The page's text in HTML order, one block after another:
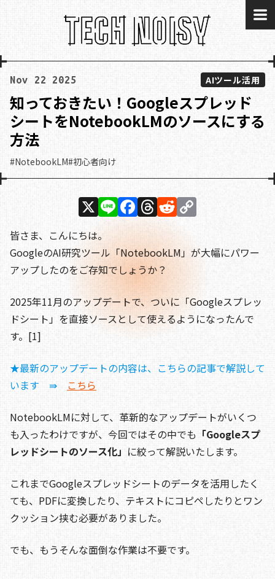
Nov 22 2025 AIツール活用
知っておきたい！Googleスプレッド
シートをNotebookLMのソースにする
方法
#NotebookLM#初心者向け
X Li
n
e
F
a
c
e
b
o
o
T
h
re
a
s
R
e
d
di
p
y
n
k
皆さま、こんにちは。
GoogleのAI研究ツール「NotebookLM」が大幅にパワー
アップしたのをご存知でしょうか？
2025年11月のアップデートで、ついに「Googleスプレッ
ドシート」を直接ソースとして使えるようになったんで
す。[1]
★最新のアップデートの内容は、こちらの記事で解説して
います ⇛ こちら
NotebookLMに対して、革新的なアップデートがいくつ
も入ったわけですが、今回ではその中でも 「Googleスプ
レッドシートのソース化」 に絞って解説いたします。
これまでGoogleスプレッドシートのデータを活用したく
ても、PDFに変換したり、テキストにコピペしたりとワン
クッション挟む必要がありました。
でも、もうそんな面倒な作業は不要です。